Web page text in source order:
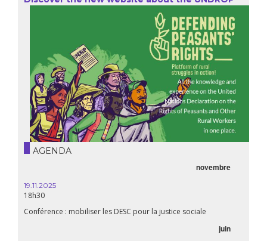
AGENDA
novembre
19.11.2025
18h30
Conférence : mobiliser les DESC pour la justice sociale
juin